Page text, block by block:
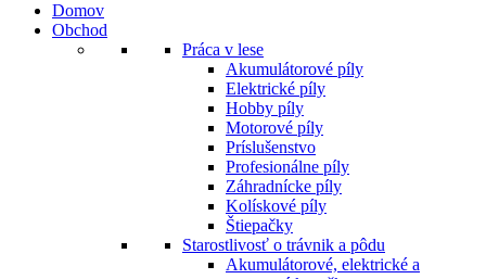
Domov
Obchod
Práca v lese
Akumulátorové píly
Elektrické píly
Hobby píly
Motorové píly
Príslušenstvo
Profesionálne píly
Záhradnícke píly
Kolískové píly
Štiepačky
Starostlivosť o trávnik a pôdu
Akumulátorové, elektrické a